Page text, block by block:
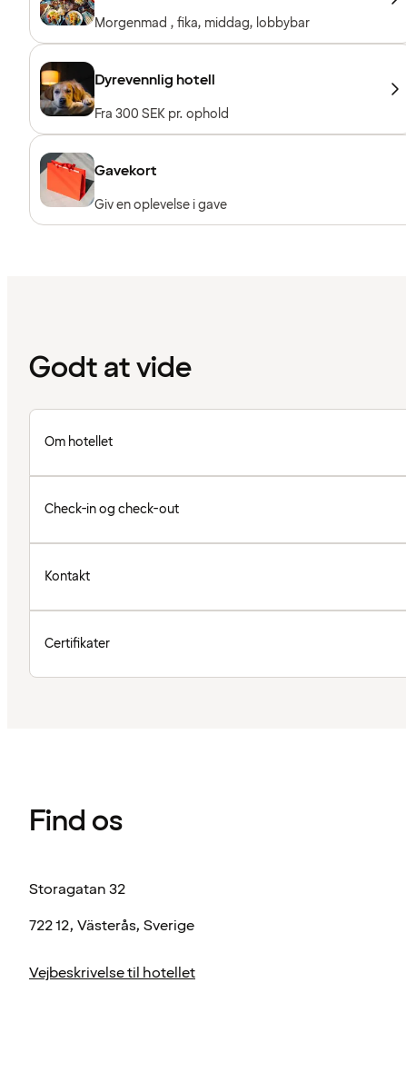
Morgenmad , fika, middag, lobbybar
Dyrevennlig hotell
Fra 300 SEK pr. ophold
Gavekort
Giv en oplevelse i gave
Godt at vide
Om hotellet
Check-in og check-out
Kontakt
Certifikater
Find os
Storagatan 32
722 12, Västerås, Sverige
Vejbeskrivelse til hotellet